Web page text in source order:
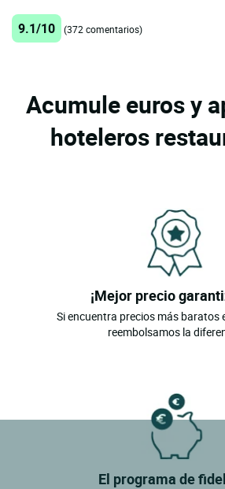
9.1/10 (372 comentarios)
Acumule euros y
hoteleros
¡Mejor precio
Si encuentra precios más baratos
reembolsamos la
El programa de